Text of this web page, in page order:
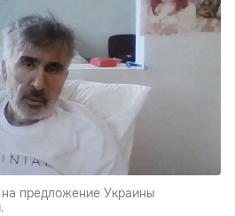
предложение Украины